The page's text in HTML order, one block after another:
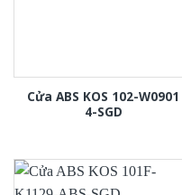
Cửa ABS KOS 102-W0901
4-SGD